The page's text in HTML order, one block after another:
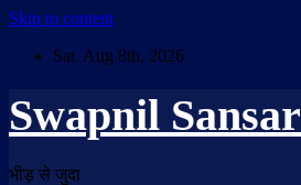
Skip to content
Sat. Aug 8th, 2026
Swapnil Sansar
भीड़ से जुदा